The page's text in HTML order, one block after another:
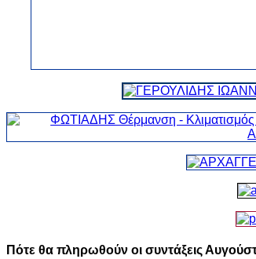
Πότε θα πληρωθούν οι συντάξεις